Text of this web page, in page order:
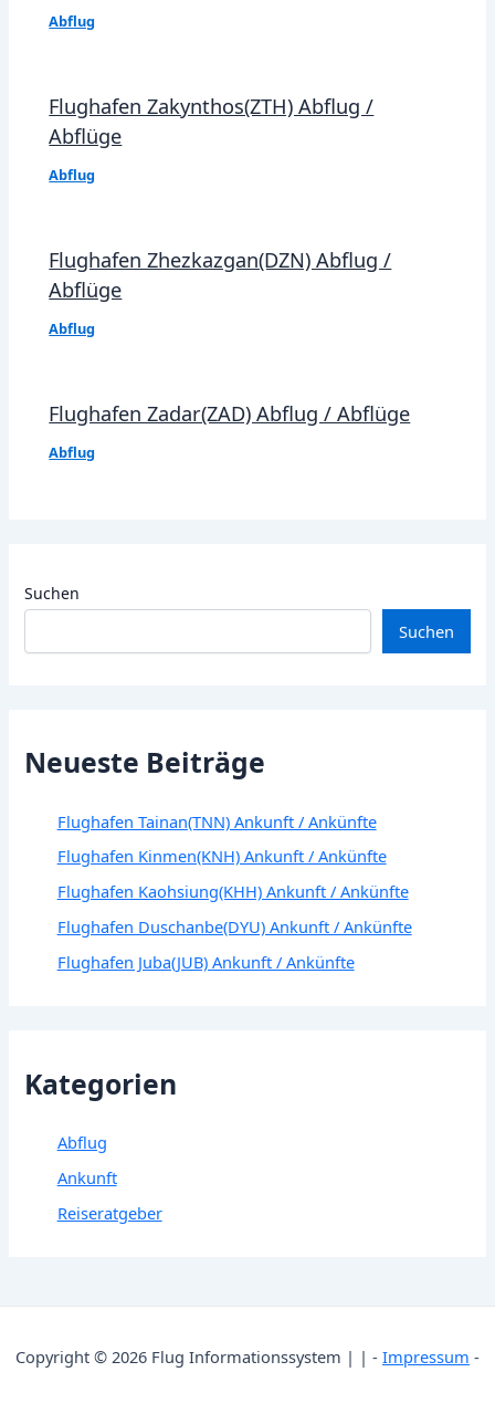
Abflug
Flughafen Zakynthos(ZTH) Abflug /
Abflüge
Abflug
Flughafen Zhezkazgan(DZN) Abflug /
Abflüge
Abflug
Flughafen Zadar(ZAD) Abflug / Abflüge
Abflug
Suchen
Suchen
Neueste Beiträge
Flughafen Tainan(TNN) Ankunft / Ankünfte
Flughafen Kinmen(KNH) Ankunft / Ankünfte
Flughafen Kaohsiung(KHH) Ankunft / Ankünfte
Flughafen Duschanbe(DYU) Ankunft / Ankünfte
Flughafen Juba(JUB) Ankunft / Ankünfte
Kategorien
Abflug
Ankunft
Reiseratgeber
Copyright © 2026 Flug Informationssystem | | - Impressum -